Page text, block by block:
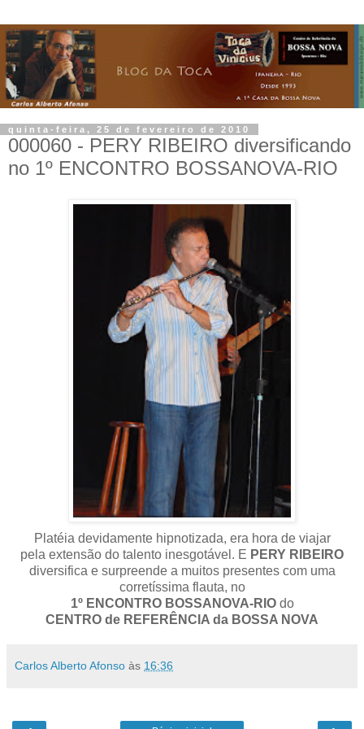
quinta-feira, 25 de fevereiro de 2010
000060 - PERY RIBEIRO diversificando
no 1º ENCONTRO BOSSANOVA-RIO
Platéia devidamente hipnotizada, era hora de viajar
pela extensão do talento inesgotável. E PERY RIBEIRO
diversifica e surpreende a muitos presentes com uma
corretíssima flauta, no
1º ENCONTRO BOSSANOVA-RIOdo
CENTRO de REFERÊNCIA da BOSSA NOVA
Carlos Alberto Afonso às 16:36